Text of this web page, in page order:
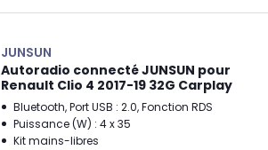
JUNSUN
Autoradio connecté JUNSUN pour
Renault Clio 4 2017-19 32G Carplay
Bluetooth, Port USB : 2.0, Fonction RDS
Puissance (W) : 4 x 35
Kit mains-libres